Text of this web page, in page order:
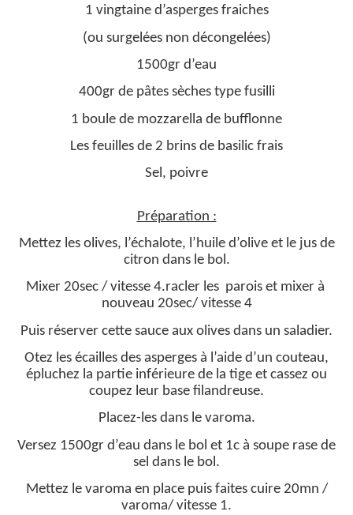
1 vingtaine d’asperges fraiches
(ou surgelées non décongelées)
1500gr d’eau
400gr de pâtes sèches type fusilli
1 boule de mozzarella de bufflonne
Les feuilles de 2 brins de basilic frais
Sel, poivre
Préparation :
Mettez les olives, l’échalote, l’huile d’olive et le jus de
citron dans le bol.
Mixer 20sec / vitesse 4.racler les parois et mixer à
nouveau 20sec/ vitesse 4
Puis réserver cette sauce aux olives dans un saladier.
Otez les écailles des asperges à l’aide d’un couteau,
épluchez la partie inférieure de la tige et cassez ou
coupez leur base filandreuse.
Placez-les dans le varoma.
Versez 1500gr d’eau dans le bol et 1c à soupe rase de
sel dans le bol.
Mettez le varoma en place puis faites cuire 20mn /
varoma/ vitesse 1.